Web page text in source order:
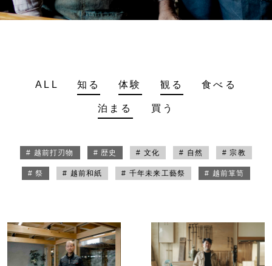
ALL 知る 体験 観る 食べる
泊まる 買う
# 越前打刃物 # 歴史 # 文化 # 自然 # 宗教
# 祭 # 越前和紙 # 千年未来工藝祭 # 越前箪笥